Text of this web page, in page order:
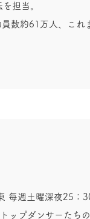
担当。
数約61万人、これ
毎週土曜深夜25：
ップダンサーたち